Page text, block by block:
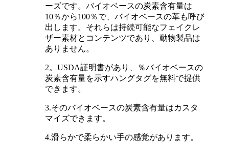
ーズです。バイオベースの炭素含有量は
10％から100％で、バイオベースの革も呼び
出します。それらは持続可能なフェイクレ
ザー素材とコンテンツであり、動物製品は
ありません。
2。USDA証明書があり、％バイオベースの
炭素含有量を示すハングタグを無料で提供
できます。
3.そのバイオベースの炭素含有量はカスタ
マイズできます。
4.滑らかで柔らかい手の感覚があります。